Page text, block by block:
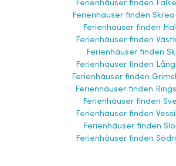
Ferienhäuser finden
Ferienhäuser finden
Ferienhäuser finden
Ferienhäuser finden
Ferienhäuser finden
Ferienhäuser finden
Ferienhäuser finden
Ferienhäuser finden
Ferienhäuser finden
Ferienhäuser finden
Ferienhäuser finden
Ferienhäuser finden